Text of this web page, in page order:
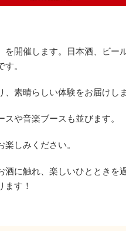
開催します。日本酒、ビー
。
素晴らしい体験をお届けし
や音楽ブースも並びます。
しみください。
酒に触れ、楽しいひとときを
ます！